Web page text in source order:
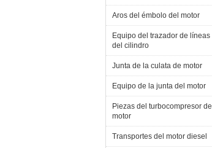
Aros del émbolo del motor
Equipo del trazador de líneas
del cilindro
Junta de la culata de motor
Equipo de la junta del motor
Piezas del turbocompresor del
motor
Transportes del motor diesel